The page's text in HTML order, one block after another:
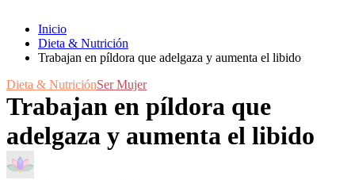
Inicio
Dieta & Nutrición
Trabajan en píldora que adelgaza y aumenta el libido
Dieta & NutriciónSer Mujer
Trabajan en píldora que
adelgaza y aumenta el libido